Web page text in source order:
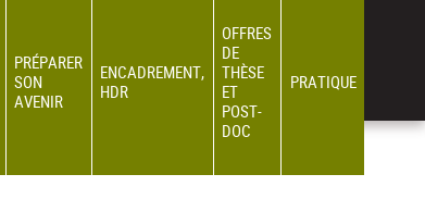
PRÉPARER
SON
AVENIR
ENCADREMENT,
HDR
OFFRES
DE
THÈSE
ET
POST-
DOC
PRATIQUE